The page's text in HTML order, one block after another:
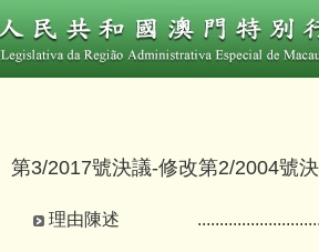
第3/2017號決議-修改第2/2004號
理由陳述